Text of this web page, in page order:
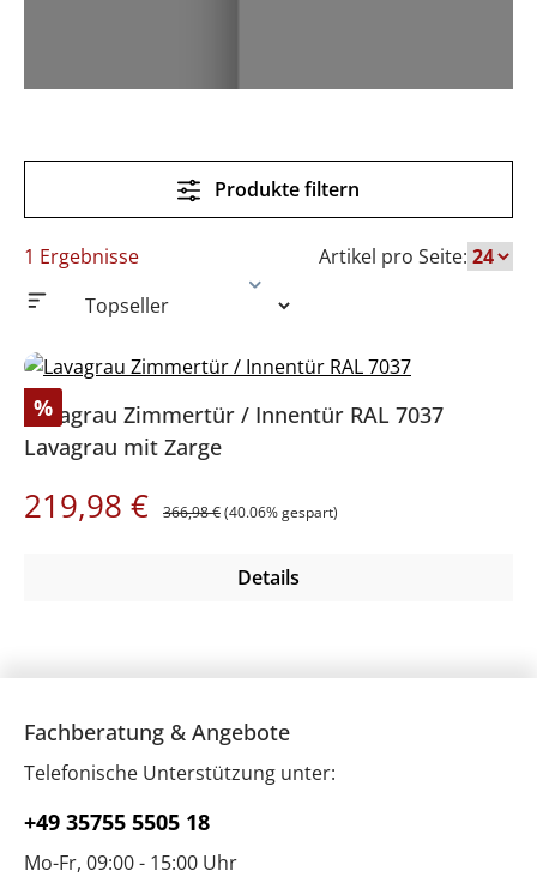
Produkte filtern
1 Ergebnisse Artikel pro Seite:
Rabatt
%
Lavagrau Zimmertür / Innentür RAL 7037
Lavagrau mit Zarge
Verkaufspreis:
219,98 €
366,98 €(40.06% gespart)
Details
Fachberatung & Angebote
Telefonische Unterstützung unter:
+49 35755 5505 18
Mo-Fr, 09:00 - 15:00 Uhr